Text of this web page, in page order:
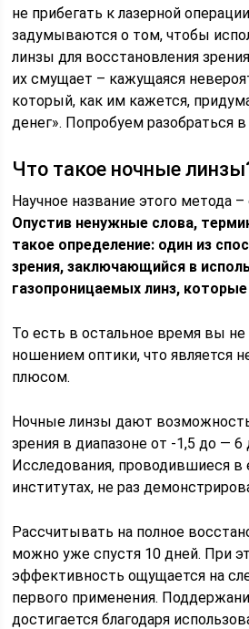
не прибегать к лазерной
задумываются о том, чтобы
линзы для восстановления
их смущает – кажущаяся
который, как им кажется,
денег». Попробуем разобраться
Что такое ночные
Научное название этого метода –
Опустив ненужные слова,
такое определение: один из
зрения, заключающийся в
газопроницаемых линз,
То есть в остальное время вы не
ношением оптики, что является
плюсом.
Ночные линзы дают
зрения в диапазоне от -1,5 до — 6
Исследования, проводившиеся в
институтах, не раз
Рассчитывать на полное
можно уже спустя 10 дней. При
эффективность ощущается на
первого применения.
достигается благодаря